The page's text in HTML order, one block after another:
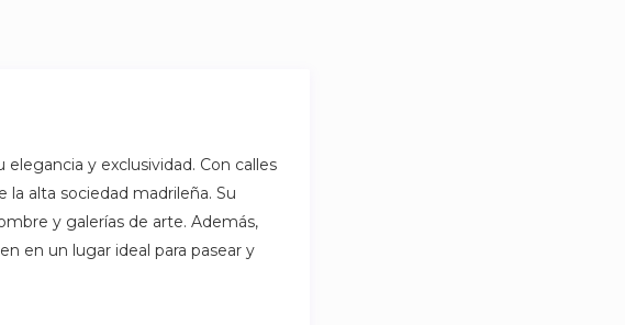
y exclusividad. Con calles
la alta sociedad madrileña. Su
y galerías de arte. Además,
en un lugar ideal para pasear y